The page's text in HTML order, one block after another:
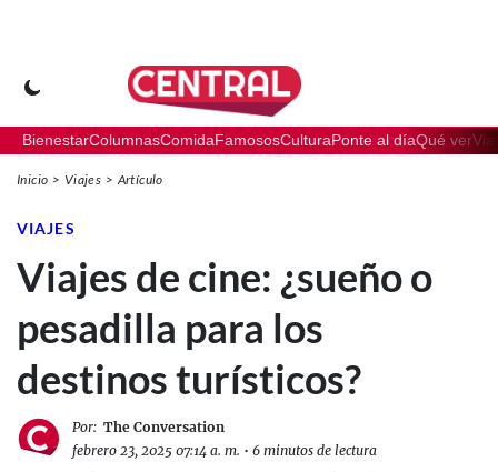
BienestarColumnasComidaFamososCulturaPonte al díaQué ver
Inicio Viajes Artículo
VIAJES
Viajes de cine: ¿sueño o
pesadilla para los
destinos turísticos?
Por: The Conversation
febrero 23, 2025 07:14 a. m. • 6 minutos de lectura